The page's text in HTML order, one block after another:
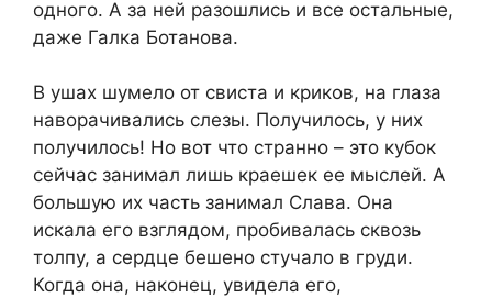
одного. А за ней разошлись и все остальные,
даже Галка Ботанова.
В ушах шумело от свиста и криков, на глаза
наворачивались слезы. Получилось, у них
получилось! Но вот что странно – это кубок
сейчас занимал лишь краешек ее мыслей. А
большую их часть занимал Слава. Она
искала его взглядом, пробивалась сквозь
толпу, а сердце бешено стучало в груди.
Когда она, наконец, увидела его,